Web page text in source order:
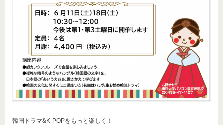
韓国ドラマ&K-POPをもっと楽しく！